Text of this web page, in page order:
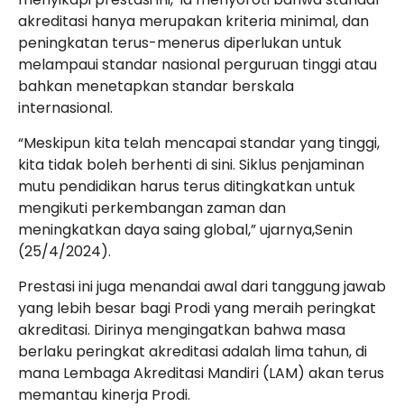
akreditasi hanya merupakan kriteria minimal, dan
peningkatan terus-menerus diperlukan untuk
melampaui standar nasional perguruan tinggi atau
bahkan menetapkan standar berskala
internasional.
“Meskipun kita telah mencapai standar yang tinggi,
kita tidak boleh berhenti di sini. Siklus penjaminan
mutu pendidikan harus terus ditingkatkan untuk
mengikuti perkembangan zaman dan
meningkatkan daya saing global,” ujarnya,Senin
(25/4/2024).
Prestasi ini juga menandai awal dari tanggung jawab
yang lebih besar bagi Prodi yang meraih peringkat
akreditasi. Dirinya mengingatkan bahwa masa
berlaku peringkat akreditasi adalah lima tahun, di
mana Lembaga Akreditasi Mandiri (LAM) akan terus
memantau kinerja Prodi.